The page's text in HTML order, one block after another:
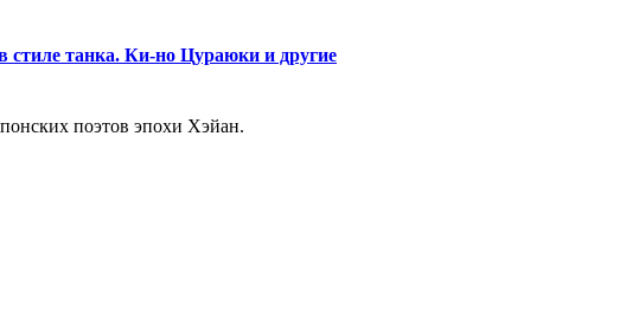
стиле танка. Ки-но Цураюки и другие
поэтов эпохи Хэйан.